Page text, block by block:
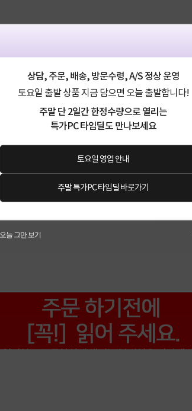
상담, 주문, 배송, 방문수령, A/S 정상 운영
토요일 출발 상품 지금 담으면 오늘 출발합니다!
주말 단 2일간 한정수량으로 열리는
특가PC 타임딜도 만나보세요
토요일 영업 안내
주말 특가PC 타임딜 바로가기
오늘 그만 보기
다른 고객이
가장 많이 선택한 옵션 입니다.
아이폰 17 Pro Max(6.9)